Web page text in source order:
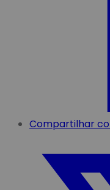
Compartilhar